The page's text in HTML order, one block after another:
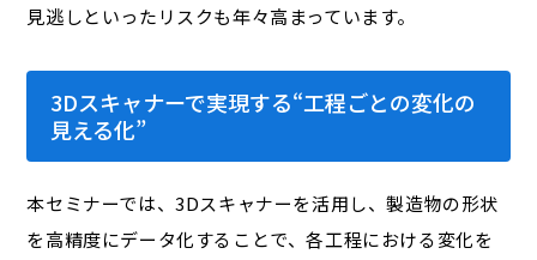
見逃しといったリスクも年々高まっています。
3Dスキャナーで実現する“工程ごとの変化の
見える化”
本セミナーでは、3Dスキャナーを活用し、製造物の形状
を高精度にデータ化することで、各工程における変化を